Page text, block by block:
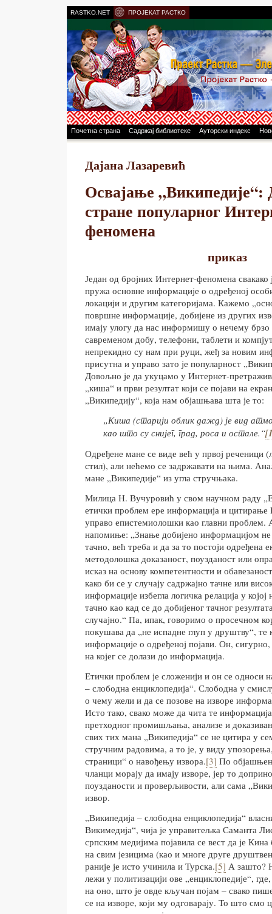
RASTKO.NET ПРОЈЕКАТ РАСТКО
Почетна страна Садржај библиотеке Ауторски индекс
Дајана Лазаревић
Освајање
стране популарног
феномена
приказ
Један од бројних Интернет-феномена свакако
пружа основне информације о одређеној
локацији и другим категоријама. Кажемо
површне информације, добијене из других
имају улогу да нас информишу о нечему
савременом добу, телефони, таблети и
непрекидно су нам при руци, жеђ за новим
присутна и управо зато је популарност
Довољно је да укуцамо у Интернет-
„киша“ и први резултат који се појави на
„Википедију“, која нам објашњава шта је то:
„Киша (старији облик дажд) је вид
као што су снијег, град, роса и остале.“
Одређене мане се виде већ у првој реченици
стил), али нећемо се задржавати на њима.
мане „Википедије“ из угла стручњака.
Милица Н. Вучуровић у свом научном раду
етички проблем ере информација и цитирање
управо епистемиолошки као главни проблем.
напомиње: „Знање добијено информацијом
тачно, већ треба и да за то постоји одређена
методолошка доказаност, поузданост или
исказ на основу компетентности и
како би се у случају садржајно тачне или
информације избегла логичка релација у
тачно као кад се до добијеног тачног
случајно.“ Па, ипак, говоримо о просечном
покушава да „не испадне глуп у друштву“,
информације о одређеној појави. Он,
на којег се долази до информација.
Етички проблем је сложенији и он се односи
– слободна енциклопедија“. Слободна у
о чему жели и да се позове на изворе
Исто тако, свако може да чита те
претходног промишљања, анализе и
свих тих мана „Википедија“ се не цитира у
стручним радовима, а то је, у виду
страници“ о навођењу извора.[3] По
чланци морају да имају изворе, јер то
поузданости и проверљивости, али сама
извор.
„Википедија – слободна енциклопедија“
Викимедија“, чија је управитељка Саманта
српским медијима појавила се вест да је
на свим језицима (као и многе друге
раније је исто учинила и Турска.[5] А зашто?
лежи у политизацији ове „енциклопедије“,
на оно, што је овде кључан појам – свако
се на изворе, који му одговарају. То што смо